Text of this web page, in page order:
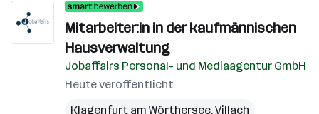
Mitarbeiter:in in der kaufmännischen
Hausverwaltung
Jobaffairs Personal- und Mediaagentur GmbH
Heute veröffentlicht
Klagenfurt am Wörthersee,Villach